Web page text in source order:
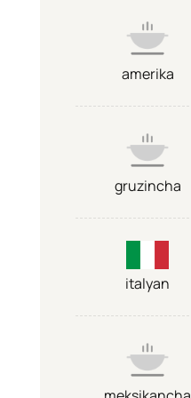
amerika
gruzincha
italyan